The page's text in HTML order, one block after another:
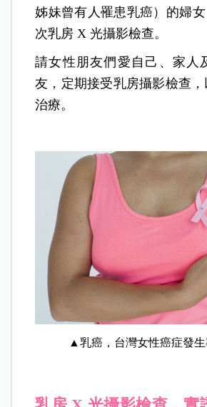
姊妹曾有人罹患乳癌）的婦
次乳房 X 光攝影檢查。
請女性朋友們愛自己、家人
友，定期接受乳房攝影檢查
治療。
▲乳癌，台灣女性癌症發生